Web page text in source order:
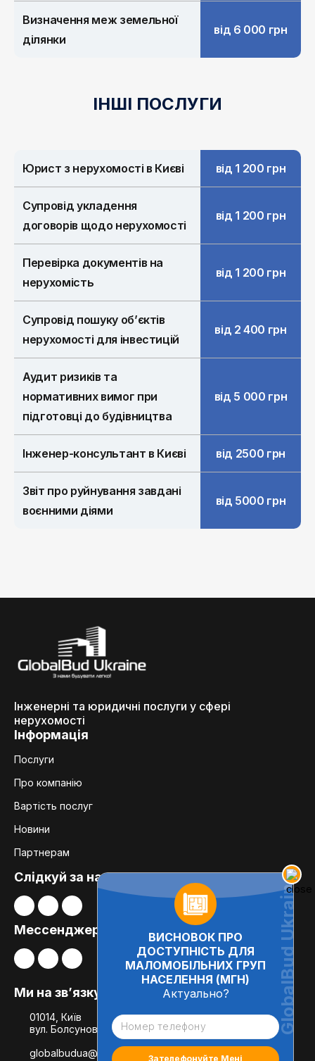
Визначення меж земельної
ділянки
від 6 000 грн
ІНШІ ПОСЛУГИ
Юрист з нерухомості в Києві від 1 200 грн
Супровід укладення
договорів щодо нерухомості
від 1 200 грн
Перевірка документів на
нерухомість
від 1 200 грн
Супровід пошуку об’єктів
нерухомості для інвестицій
від 2 400 грн
Аудит ризиків та
нормативних вимог при
підготовці до будівництва
від 5 000 грн
Інженер-консультант в Києві від 2500 грн
Звіт про руйнування завдані
воєнними діями
від 5000 грн
ВИСНОВОК ПРО
ДОСТУПНІСТЬ ДЛЯ
МАЛОМОБІЛЬНИХ ГРУП
НАСЕЛЕННЯ (МГН)
Актуально?
Інженерні та юридичні послуги у сфері
нерухомості
Інформація
Послуги
Про компанію
Вартість послуг
Новини
Партнерам
Слідкуй за нами:
Мессенджери
Ми на зв’язку
01014, Київ
вул. Болсуновська, 8, офіс 21
globalbudua@gmail.com